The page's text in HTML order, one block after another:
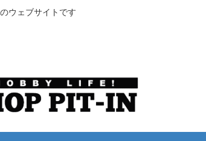
ウェブサイトです